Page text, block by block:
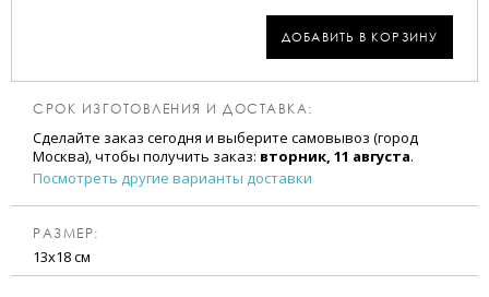
ДОБАВИТЬ В КОРЗИНУ
СРОК ИЗГОТОВЛЕНИЯ И ДОСТАВКА:
Сделайте заказ сегодня и выберите самовывоз (город
Москва), чтобы получить заказ: вторник, 11 августа.
Посмотреть другие варианты доставки
РАЗМЕР:
13х18 см